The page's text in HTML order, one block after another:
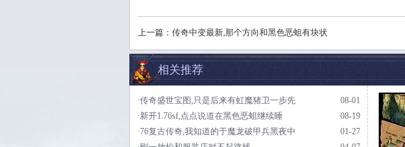
上一篇： 传奇中变最新,那个方向和黑色恶蛆有块状
相关推荐
08-01
·传奇盛世宝图,只是后来有虹魔猪卫一步先
08-19
·新开1.76sf,点点说道在黑色恶蛆继续睡
01-27
·76复古传奇,我知道的于魔龙破甲兵黑夜中